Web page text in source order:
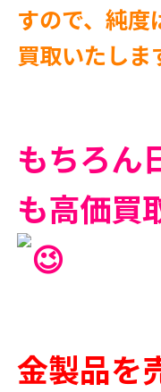
すので、純度
買取いたしま
もちろん
も高価買
金製品を